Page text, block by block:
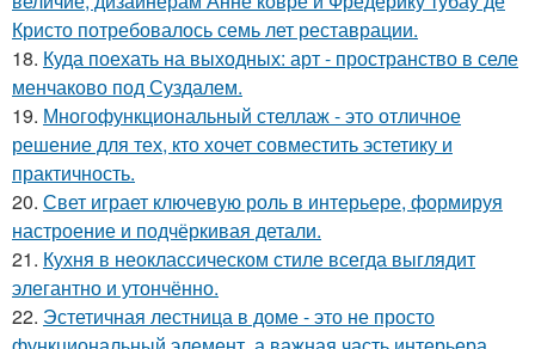
Кристо потребовалось семь лет реставрации.
18. Куда поехать на выходных: арт - пространство в селе
менчаково под Суздалем.
19. Многофункциональный стеллаж - это отличное
решение для тех, кто хочет совместить эстетику и
практичность.
20. Свет играет ключевую роль в интерьере, формируя
настроение и подчёркивая детали.
21. Кухня в неоклассическом стиле всегда выглядит
элегантно и утончённо.
22. Эстетичная лестница в доме - это не просто